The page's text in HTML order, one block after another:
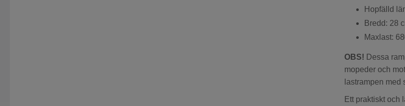
Hopfälld
Bredd: 28
Maxlast:
OBS! Dessa
mopeder och
lastrampen
Ett praktiskt och